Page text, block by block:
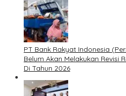
PT Bank Rakyat Indonesia
Belum Akan Melakukan Revisi
Di Tahun 2026